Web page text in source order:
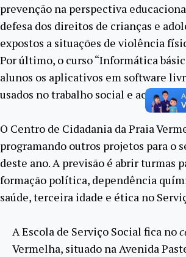
prevenção na perspectiva
defesa dos direitos de crianças e
expostos a situações de violência
Por último, o curso “Informática
alunos os aplicativos em software
usados no trabalho social e
O Centro de Cidadania da Praia
programando outros projetos para o
deste ano. A previsão é abrir turmas
formação política, dependência
saúde, terceira idade e ética no
A Escola de Serviço Social fica no
Vermelha, situado na Avenida